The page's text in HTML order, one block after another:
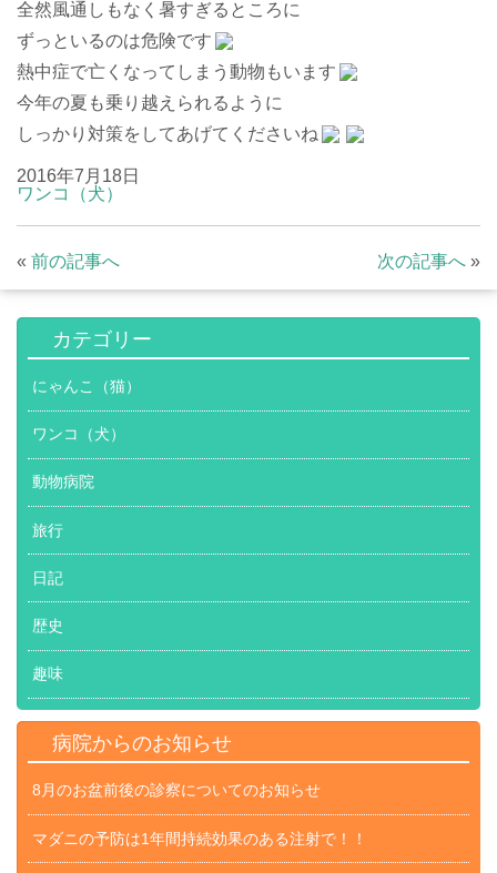
全然風通しもなく暑すぎるところに
ずっといるのは危険です
熱中症で亡くなってしまう動物もいます
今年の夏も乗り越えられるように
しっかり対策をしてあげてくださいね
2016年7月18日
ワンコ（犬）
« 前の記事へ 次の記事へ »
カテゴリー
にゃんこ（猫）
ワンコ（犬）
動物病院
旅行
日記
歴史
趣味
病院からのお知らせ
8月のお盆前後の診察についてのお知らせ
マダニの予防は1年間持続効果のある注射で！！